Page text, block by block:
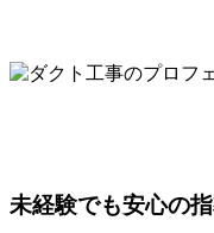
未経験でも安心の